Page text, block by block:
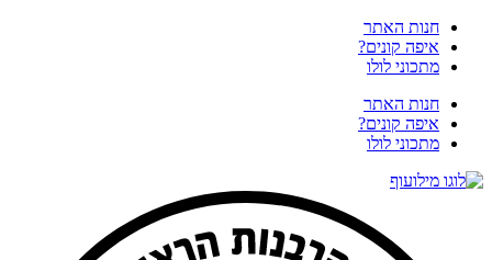
לתוכן
חנות האתר
איפה קונים?
מתכוני לולו
חנות האתר
איפה קונים?
מתכוני לולו